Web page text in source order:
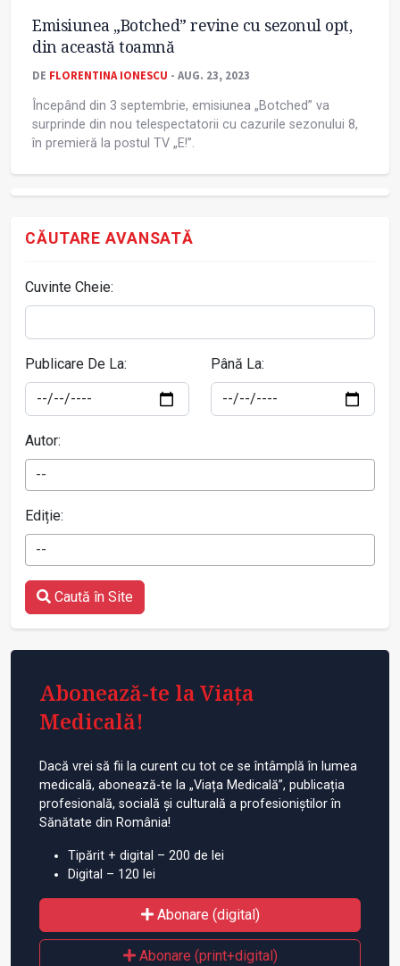
Emisiunea „Botched” revine cu sezonul opt,
din această toamnă
DE FLORENTINA IONESCU - AUG. 23, 2023
Începând din 3 septembrie, emisiunea „Botched” va
surprinde din nou telespectatorii cu cazurile sezonului 8,
în premieră la postul TV „E!”.
CĂUTARE AVANSATĂ
Cuvinte Cheie:
Publicare De La: Până La:
Autor:
--
Ediție:
--
Caută în Site
Abonează-te la Viața
Medicală!
Dacă vrei să fii la curent cu tot ce se întâmplă în lumea
medicală, abonează-te la „Viața Medicală”, publicația
profesională, socială și culturală a profesioniștilor în
Sănătate din România!
Tipărit + digital – 200 de lei
Digital – 120 lei
Abonare (digital)
Abonare (print+digital)